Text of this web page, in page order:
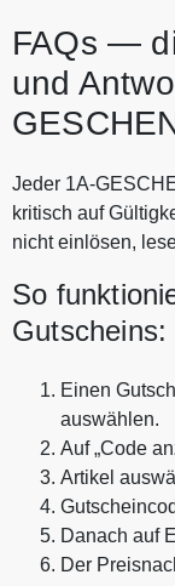
FAQs —
und
Jeder 1A-
kritisch auf
nicht einlösen,
So
Gutscheins:
Einen
auswählen.
Auf „Code
Artikel
Danach auf
Der